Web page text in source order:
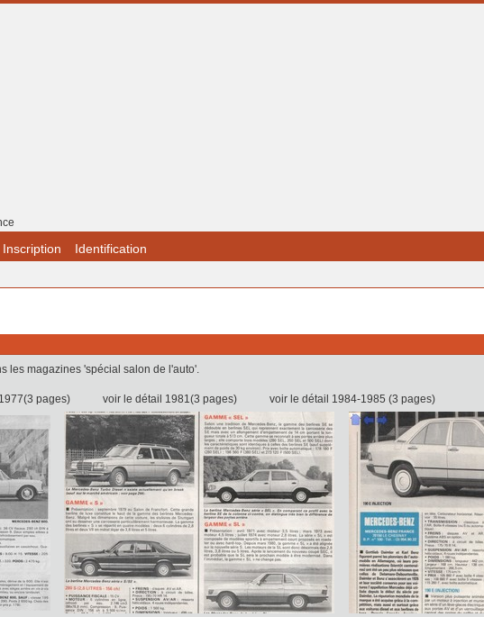
Inscription Identification
les magazines 'spécial salon de l'auto'.
1977(3 pages) voir le détail 1981(3 pages) voir le détail 1984-1985 (3 pages)